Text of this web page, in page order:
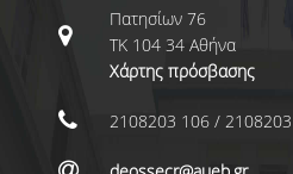
ΕΝΤΕΤΑΛΜΕΝΟΙ
ΜΕΤΑΔΙΔΑΚΤΟΡΕΣ
ΔΙΟΙΚΗΤΙΚΟ
ΕΡΓΑΣΤΗΡΙΑΚΟ
Πατησίων 76
ΤΚ 104 34 Αθήνα
Χάρτης πρόσβασης
2108203 106 /